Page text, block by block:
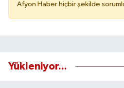
Afyon Haber hiçbir şekilde
Yükleniyor...